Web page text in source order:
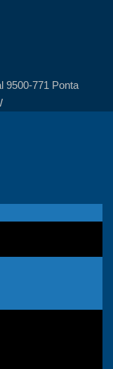
9500-771 Ponta